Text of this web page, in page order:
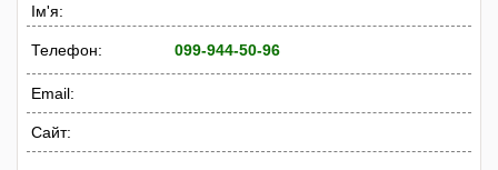
Ім'я:
Телефон: 099-944-50-96
Email:
Сайт: